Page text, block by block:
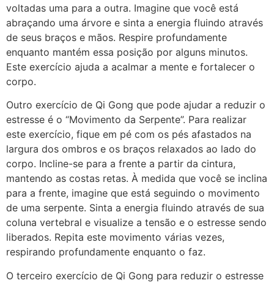
voltadas uma para a outra. Imagine que você está
abraçando uma árvore e sinta a energia fluindo através
de seus braços e mãos. Respire profundamente
enquanto mantém essa posição por alguns minutos.
Este exercício ajuda a acalmar a mente e fortalecer o
corpo.
Outro exercício de Qi Gong que pode ajudar a reduzir o
estresse é o “Movimento da Serpente”. Para realizar
este exercício, fique em pé com os pés afastados na
largura dos ombros e os braços relaxados ao lado do
corpo. Incline-se para a frente a partir da cintura,
mantendo as costas retas. À medida que você se inclina
para a frente, imagine que está seguindo o movimento
de uma serpente. Sinta a energia fluindo através de sua
coluna vertebral e visualize a tensão e o estresse sendo
liberados. Repita este movimento várias vezes,
respirando profundamente enquanto o faz.
O terceiro exercício de Qi Gong para reduzir o estresse